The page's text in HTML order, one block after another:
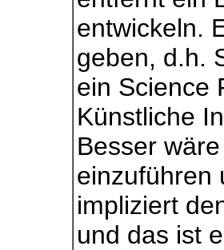
entwickeln.
geben, d.h.
ein Science
Künstliche
Besser
einzuführen
impliziert
und das ist